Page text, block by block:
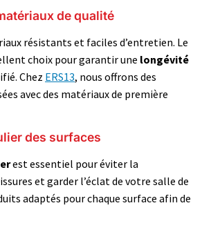
de qualité
résistants et faciles d’entretien. Le
choix pour garantir une longévité
Chez ERS13, nous offrons des
avec des matériaux de première
des surfaces
est essentiel pour éviter la
et garder l’éclat de votre salle de
adaptés pour chaque surface afin de